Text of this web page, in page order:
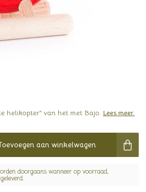
helikopter" van het met Bajo. Lees meer.
aan winkelwagen
doorgaans wanneer op voorraad,